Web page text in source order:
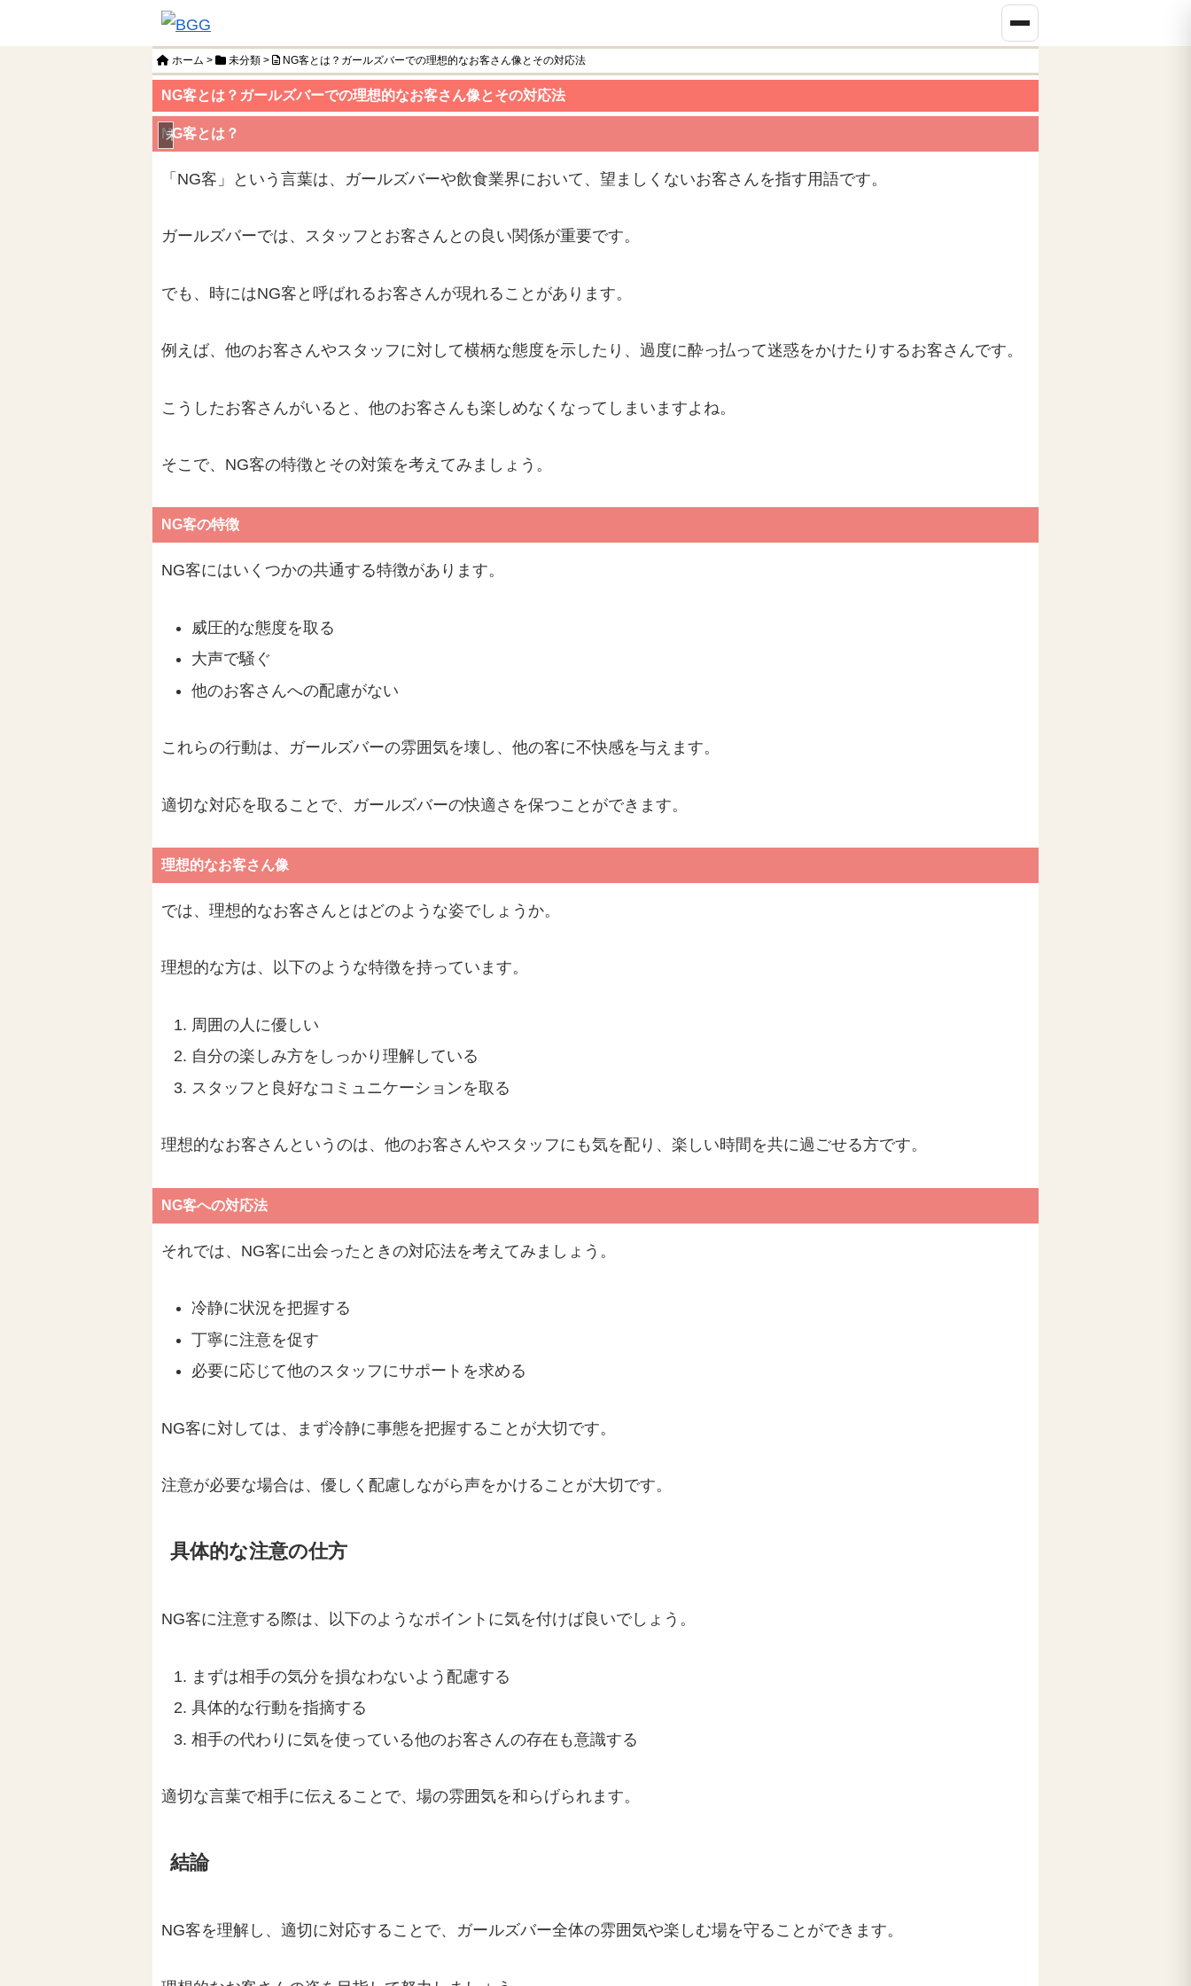
ホーム > 未分類 > NG客とは？ガールズバーでの理想的なお客さん像とその対応法
NG客とは？ガールズバーでの理想的なお客さん像とその対応法
未分類
NG客とは？
「NG客」という言葉は、ガールズバーや飲食業界において、望ましくないお客さんを指す用語です。
ガールズバーでは、スタッフとお客さんとの良い関係が重要です。
でも、時にはNG客と呼ばれるお客さんが現れることがあります。
例えば、他のお客さんやスタッフに対して横柄な態度を示したり、過度に酔っ払って迷惑をかけたりするお客さんです。
こうしたお客さんがいると、他のお客さんも楽しめなくなってしまいますよね。
そこで、NG客の特徴とその対策を考えてみましょう。
NG客の特徴
NG客にはいくつかの共通する特徴があります。
威圧的な態度を取る
大声で騒ぐ
他のお客さんへの配慮がない
これらの行動は、ガールズバーの雰囲気を壊し、他の客に不快感を与えます。
適切な対応を取ることで、ガールズバーの快適さを保つことができます。
理想的なお客さん像
では、理想的なお客さんとはどのような姿でしょうか。
理想的な方は、以下のような特徴を持っています。
周囲の人に優しい
自分の楽しみ方をしっかり理解している
スタッフと良好なコミュニケーションを取る
理想的なお客さんというのは、他のお客さんやスタッフにも気を配り、楽しい時間を共に過ごせる方です。
NG客への対応法
それでは、NG客に出会ったときの対応法を考えてみましょう。
冷静に状況を把握する
丁寧に注意を促す
必要に応じて他のスタッフにサポートを求める
NG客に対しては、まず冷静に事態を把握することが大切です。
注意が必要な場合は、優しく配慮しながら声をかけることが大切です。
具体的な注意の仕方
NG客に注意する際は、以下のようなポイントに気を付けば良いでしょう。
まずは相手の気分を損なわないよう配慮する
具体的な行動を指摘する
相手の代わりに気を使っている他のお客さんの存在も意識する
適切な言葉で相手に伝えることで、場の雰囲気を和らげられます。
結論
NG客を理解し、適切に対応することで、ガールズバー全体の雰囲気や楽しむ場を守ることができます。